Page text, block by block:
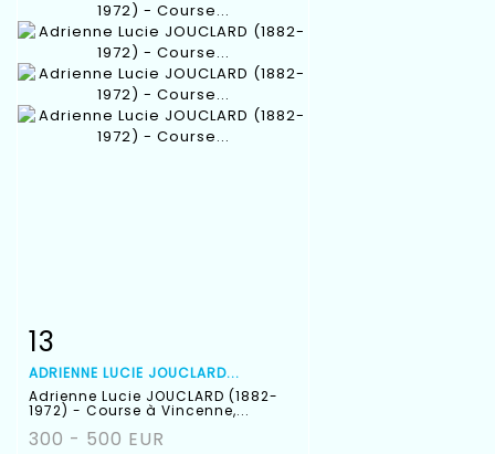
Fiche détaillée
13
ADRIENNE LUCIE JOUCLARD...
Adrienne Lucie JOUCLARD (1882-
1972) - Course à Vincenne,...
300 - 500 EUR